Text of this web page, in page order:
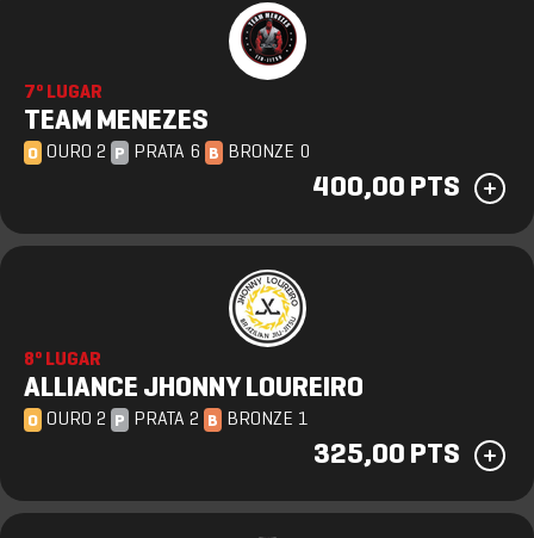
7º LUGAR
TEAM MENEZES
O OURO 2 P PRATA 6 B BRONZE 0
400,00 PTS
8º LUGAR
ALLIANCE JHONNY LOUREIRO
O OURO 2 P PRATA 2 B BRONZE 1
325,00 PTS